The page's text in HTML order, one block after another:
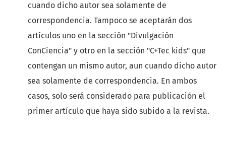
cuando dicho autor sea solamente de
correspondencia. Tampoco se aceptarán dos
artículos uno en la sección "Divulgación
ConCiencia" y otro en la sección "C+Tec kids" que
contengan un mismo autor, aun cuando dicho autor
sea solamente de correspondencia. En ambos
casos, solo será considerado para publicación el
primer artículo que haya sido subido a la revista.